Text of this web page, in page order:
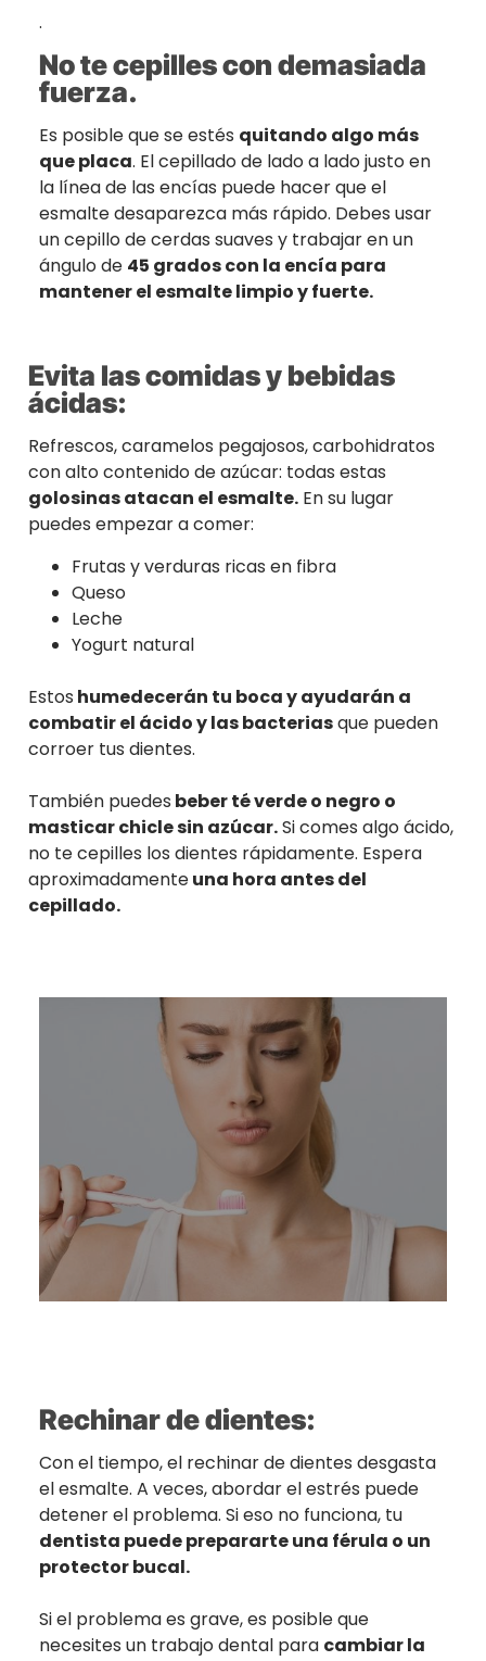
.
Note cepilles con demasiada
fuerza.
Es posible que se estés quitando algo más
que placa. El cepillado de lado a lado justo en
la línea de las encías puede hacer que el
esmalte desaparezca más rápido. Debes usar
un cepillo de cerdas suaves y trabajar en un
ángulo de 45 grados con la encía para
mantener el esmalte limpio y fuerte.
Evita las comidas y bebidas
ácidas:
Refrescos, caramelos pegajosos, carbohidratos
con alto contenido de azúcar: todas estas
golosinas atacan el esmalte. En su lugar
puedes empezar a comer:
Frutas y verduras ricas en fibra
Queso
Leche
Yogurt natural
Estos humedecerán tu boca y ayudarán a
combatir el ácido y las bacteriasque pueden
corroer tus dientes.
También puedes beber té verde o negro o
masticar chicle sin azúcar.Si comes algo ácido,
no te cepilles los dientes rápidamente. Espera
aproximadamenteuna hora antes del
cepillado.
Rechinar de dientes:
Con el tiempo, el rechinar de dientes desgasta
el esmalte. A veces, abordar el estrés puede
detener el problema. Si eso no funciona, tu
dentista puede prepararte una férula o un
protector bucal.
Si el problema es grave, es posible que
necesites un trabajo dental para cambiar la